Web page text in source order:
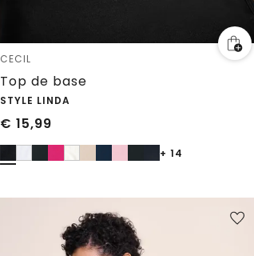
CECIL
Top de base
STYLE LINDA
€ 15,99
+ 14